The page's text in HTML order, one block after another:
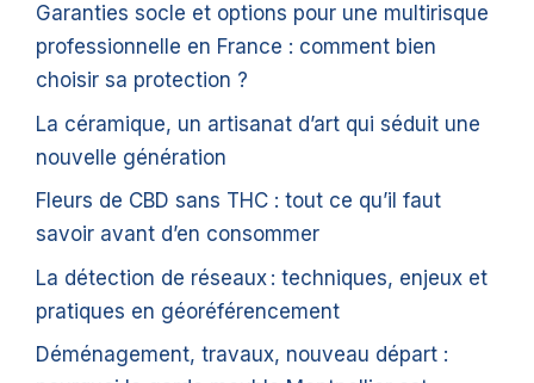
Garanties socle et options pour une multirisque
professionnelle en France : comment bien
choisir sa protection ?
La céramique, un artisanat d’art qui séduit une
nouvelle génération
Fleurs de CBD sans THC : tout ce qu’il faut
savoir avant d’en consommer
La détection de réseaux : techniques, enjeux et
pratiques en géoréférencement
Déménagement, travaux, nouveau départ :